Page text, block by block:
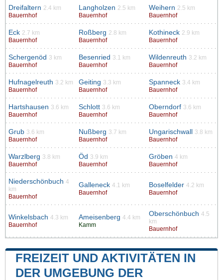
Dreifaltern 2.4 km
Bauernhof
Langholzen 2.5 km
Bauernhof
Weihern 2.5 km
Bauernhof
Eck 2.7 km
Bauernhof
Roßberg 2.8 km
Bauernhof
Kothineck 2.9 km
Bauernhof
Schergenöd 3 km
Bauernhof
Besenried 3.1 km
Bauernhof
Wildenreuth 3.2 km
Bauernhof
Hufnagelreuth 3.2 km
Bauernhof
Geiting 3.3 km
Bauernhof
Spanneck 3.4 km
Bauernhof
Hartshausen 3.6 km
Bauernhof
Schlott 3.6 km
Bauernhof
Oberndorf 3.6 km
Bauernhof
Grub 3.6 km
Bauernhof
Nußberg 3.7 km
Bauernhof
Ungarischwall 3.8 km
Bauernhof
Warzlberg 3.8 km
Bauernhof
Öd 3.9 km
Bauernhof
Gröben 4 km
Bauernhof
Niederschönbuch 4
km
Bauernhof
Galleneck 4.1 km
Bauernhof
Boselfelder 4.2 km
Bauernhof
Winkelsbach 4.3 km
Bauernhof
Ameisenberg 4.4 km
Kamm
Oberschönbuch 4.5
km
Bauernhof
FREIZEIT UND AKTIVITÄTEN IN
DER UMGEBUNG DER